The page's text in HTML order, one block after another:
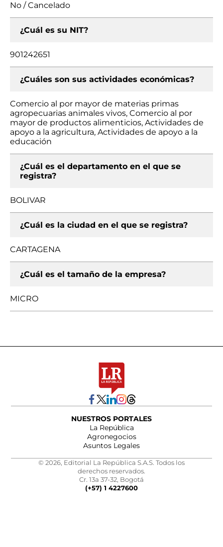
No / Cancelado
¿Cuál es su NIT?
901242651
¿Cuáles son sus actividades económicas?
Comercio al por mayor de materias primas
agropecuarias animales vivos, Comercio al por
mayor de productos alimenticios, Actividades de
apoyo a la agricultura, Actividades de apoyo a la
educación
¿Cuál es el departamento en el que se
registra?
BOLIVAR
¿Cuál es la ciudad en el que se registra?
CARTAGENA
¿Cuál es el tamaño de la empresa?
MICRO
NUESTROS PORTALES
La República
Agronegocios
Asuntos Legales
© 2026, Editorial La República S.A.S. Todos los
derechos reservados.
Cr. 13a 37-32, Bogotá
(+57) 1 4227600